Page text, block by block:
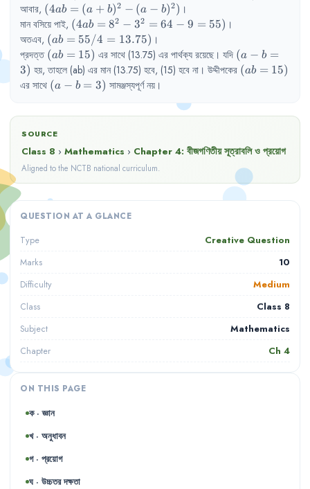
(a-b)^{2})
8^{2}+ 3^{2}= 64
+ 9 = 73)
আবার, (4ab =
(a+b)^{2}-
(a-b)^{2})
(4ab = (a + b)2 − (a − b)2) ।
মান বসিয়ে পাই, (4ab =
8^{2}-
3^{2}=
64 - 9 =
55)
(4ab = 82 − 32 = 64 − 9 = 55) ।
অতএব, (ab =
55/4
=
13.75)
(ab = 55/4 = 13.75) ।
প্রদত্ত (ab=15)
(ab = 15) এর সাথে (13.75) এর পার্থক্য রয়েছে । যদি (a-
b=3)
(a − b =
3) হয়, তাহলে (ab) এর মান (13.75) হবে, (15) হবে না । উদ্দীপকের (ab=15)
(ab = 15)
এর সাথে (a-
(a − b = 3) সামঞ্জস্যপূর্ণ নয়।
SOURCE
Class 8 › Mathematics › Chapter 4: বীজগণিতীয় সূত্রাবলি ও প্রয়োগ
Aligned to the NCTB national curriculum.
QUESTION AT A GLANCE
Type Creative Question
Marks 10
Difficulty Medium
Class Class 8
Subject Mathematics
Chapter Ch 4
ON THIS PAGE
ক · জ্ঞান
খ · অনুধাবন
গ · প্রয়োগ
ঘ · উচ্চতর দক্ষতা